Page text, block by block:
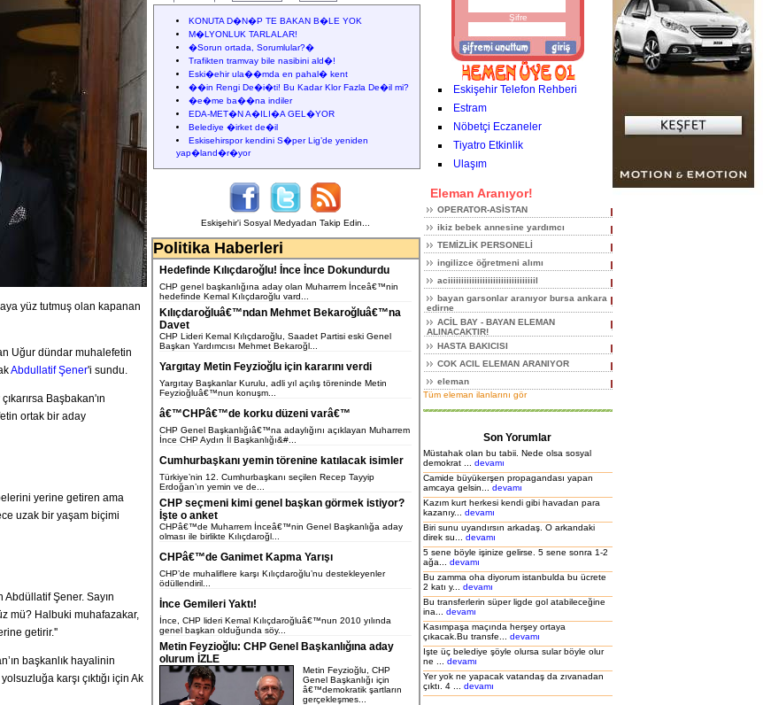
yüz tutmuş olan kapanan
Uğur dündar muhalefetin
Abdullatif Şener'i sundu.
Başbakan'ın
ortak bir aday
yerine getiren ama
uzak bir yaşam biçimi
Şener. Sayın
mü? Halbuki muhafazakar,
getirir.''
başkanlık hayalinin
karşı çıktığı için Ak
KONUTA D�N�P TE BAKAN B�LE YOK
M�LYONLUK TARLALAR!
�Sorun ortada, Sorumlular?�
Trafikten tramvay bile nasibini ald�!
Eski�ehir ula��mda en pahal� kent
��in Rengi De�i�ti! Bu Kadar Klor Fazla De�il mi?
�e�me ba��na indiler
EDA-MET�N A�ILI�A GEL�YOR
Belediye �irket de�il
Eskisehirspor kendini S�per Lig’de yeniden
yap�land�r�yor
Eskişehir'i Sosyal Medyadan Takip Edin...
Politika Haberleri
Hedefinde Kılıçdaroğlu! İnce İnce Dokundurdu
CHP genel başkanlığına aday olan Muharrem İnceâ€™nin
hedefinde Kemal Kılıçdaroğlu vard...
Kılıçdaroğluâ€™ndan Mehmet Bekaroğluâ€™na
Davet
CHP Lideri Kemal Kılıçdaroğlu, Saadet Partisi eski Genel
Başkan Yardımcısı Mehmet Bekaroğl...
Yargıtay Metin Feyzioğlu için kararını verdi
Yargıtay Başkanlar Kurulu, adli yıl açılış töreninde Metin
Feyzioğluâ€™nun konuşm...
â€™CHPâ€™de korku düzeni varâ€™
CHP Genel Başkanlığıâ€™na adaylığını açıklayan Muharrem
İnce CHP Aydın İl Başkanlığı&#...
Cumhurbaşkanı yemin törenine katılacak isimler
Türkiye’nin 12. Cumhurbaşkanı seçilen Recep Tayyip
Erdoğan’ın yemin ve de...
CHP seçmeni kimi genel başkan görmek istiyor?
İşte o anket
CHPâ€™de Muharrem İnceâ€™nin Genel Başkanlığa aday
olması ile birlikte Kılıçdaroğl...
CHPâ€™de Ganimet Kapma Yarışı
CHP’de muhaliflere karşı Kılıçdaroğlu’nu destekleyenler
ödüllendiril...
İnce Gemileri Yaktı!
İnce, CHP lideri Kemal Kılıçdaroğluâ€™nun 2010 yılında
genel başkan olduğunda söy...
Metin Feyzioğlu: CHP Genel Başkanlığına aday
olurum İZLE
Metin Feyzioğlu, CHP
Genel Başkanlığı için
â€™demokratik şartların
gerçekleşmes...
Şifre
Eskişehir Telefon Rehberi
Estram
Nöbetçi Eczaneler
Tiyatro Etkinlik
Ulaşım
Eleman Aranıyor!
OPERATOR-ASİSTAN
ikiz bebek annesine yardımcı
TEMİZLİK PERSONELİ
ingilizce öğretmeni alımı
aciiiiiiiiiiiiiiiiiiiiiiiiiiiiiiiiil
bayan garsonlar aranıyor bursa ankara
edirne
ACİL BAY - BAYAN ELEMAN
ALINACAKTIR!
HASTA BAKICISI
COK ACIL ELEMAN ARANIYOR
eleman
Tüm eleman ilanlarını gör
Son Yorumlar
Müstahak olan bu tabii. Nede olsa sosyal
demokrat ... devamı
Camide büyükerşen propagandası yapan
amcaya gelsin... devamı
Kazım kurt herkesi kendi gibi havadan para
kazanıy... devamı
Biri sunu uyandırsın arkadaş. O arkandaki
direk su... devamı
5 sene böyle işinize gelirse. 5 sene sonra 1-2
ağa... devamı
Bu zamma oha diyorum istanbulda bu ücrete
2 katı y... devamı
Bu transferlerin süper ligde gol atabileceğine
ina... devamı
Kasımpaşa maçında herşey ortaya
çıkacak.Bu transfe... devamı
Işte üç belediye şöyle olursa sular böyle olur
ne ... devamı
Yer yok ne yapacak vatandaş da zıvanadan
çıktı. 4 ... devamı